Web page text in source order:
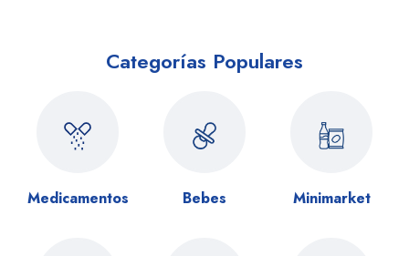
Categorías Populares
Medicamentos Bebes Minimarket